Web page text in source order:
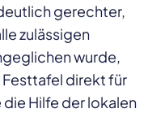
gerechter,
zulässigen
wurde,
direkt für
Hilfe der lokalen